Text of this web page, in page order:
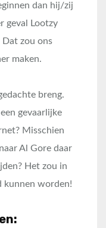
dan hij/zij
geval Lootzy
zou ons
maken.
breng.
gevaarlijke
Misschien
Al Gore daar
Het zou in
kunnen worden!